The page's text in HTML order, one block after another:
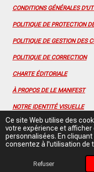
Ce site Web utilise des
votre expérience et
personnalisées. En
consentez à l'utilisation de
Refuser
CONDITIONS GÉNÉRALES
POLITIQUE DE PROTECTION
POLITIQUE DE GESTION DES
POLITIQUE DE CORRECTION
CHARTE ÉDITORIALE
À PROPOS DE LE MANIFEST
NOTRE IDENTITÉ VISUELLE
CONTACTEZ-NOUS
FLUX RSS
© 2025 Le Manifest